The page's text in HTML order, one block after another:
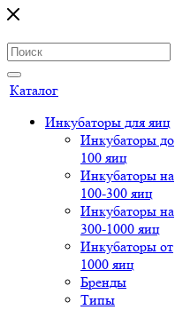
Каталог
Инкубаторы для яиц
Инкубаторы до
100 яиц
Инкубаторы на
100-300 яиц
Инкубаторы на
300-1000 яиц
Инкубаторы от
1000 яиц
Бренды
Типы